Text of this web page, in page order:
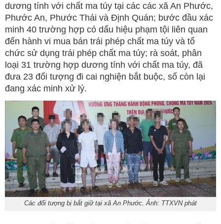
dương tính với chất ma túy tại các các xã An Phước,
Phước An, Phước Thái và Định Quán; bước đầu xác
minh 40 trường hợp có dấu hiệu phạm tội liên quan
đến hành vi mua bán trái phép chất ma túy và tổ
chức sử dụng trái phép chất ma túy; rà soát, phân
loại 31 trường hợp dương tính với chất ma túy, đã
đưa 23 đối tượng đi cai nghiện bắt buộc, số còn lại
đang xác minh xử lý.
Các đối tượng bị bắt giữ tại xã An Phước. Ảnh: TTXVN phát